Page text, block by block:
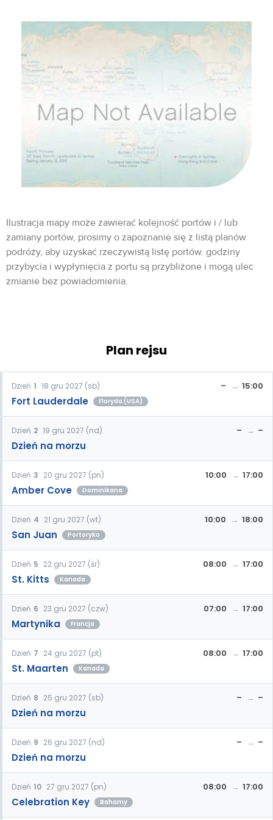
Ilustracja mapy może zawierać kolejność portów i / lub
zamiany portów, prosimy o zapoznanie się z listą planów
podróży, aby uzyskać rzeczywistą listę portów. godziny
przybycia i wypłynięcia z portu są przybliżone i mogą ulec
zmianie bez powiadomienia.
Plan rejsu
Dzień 1 18 gru 2027 (sb)
Fort Lauderdale Floryda (USA)
– 15:00
Dzień 2 19 gru 2027 (nd)
Dzień na morzu
– –
Dzień 3 20 gru 2027 (pn)
Amber Cove Dominikana
10:00 17:00
Dzień 4 21 gru 2027 (wt)
San Juan Portoryko
10:00 18:00
Dzień 5 22 gru 2027 (śr)
St. Kitts Kanada
08:00 17:00
Dzień 6 23 gru 2027 (czw)
Martynika Francja
07:00 17:00
Dzień 7 24 gru 2027 (pt)
St. Maarten Kanada
08:00 17:00
Dzień 8 25 gru 2027 (sb)
Dzień na morzu
– –
Dzień 9 26 gru 2027 (nd)
Dzień na morzu
– –
Dzień 10 27 gru 2027 (pn)
Celebration Key Bahamy
08:00 17:00